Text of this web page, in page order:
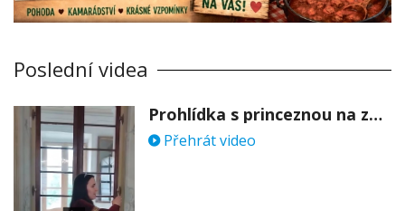
Poslední videa
Prohlídka s princeznou na zámku Stekník
Přehrát video